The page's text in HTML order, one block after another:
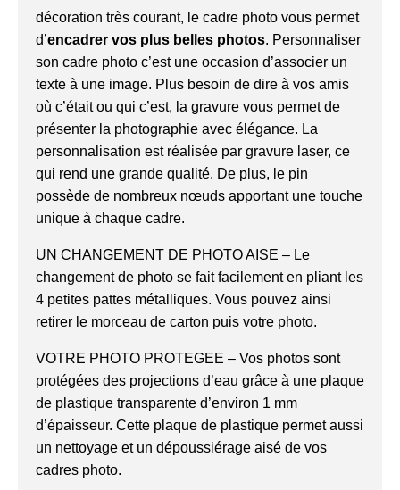
décoration très courant, le cadre photo vous permet
d’encadrer vos plus belles photos. Personnaliser
son cadre photo c’est une occasion d’associer un
texte à une image. Plus besoin de dire à vos amis
où c’était ou qui c’est, la gravure vous permet de
présenter la photographie avec élégance. La
personnalisation est réalisée par gravure laser, ce
qui rend une grande qualité. De plus, le pin
possède de nombreux nœuds apportant une touche
unique à chaque cadre.
UN CHANGEMENT DE PHOTO AISE – Le
changement de photo se fait facilement en pliant les
4 petites pattes métalliques. Vous pouvez ainsi
retirer le morceau de carton puis votre photo.
VOTRE PHOTO PROTEGEE – Vos photos sont
protégées des projections d’eau grâce à une plaque
de plastique transparente d’environ 1 mm
d’épaisseur. Cette plaque de plastique permet aussi
un nettoyage et un dépoussiérage aisé de vos
cadres photo.